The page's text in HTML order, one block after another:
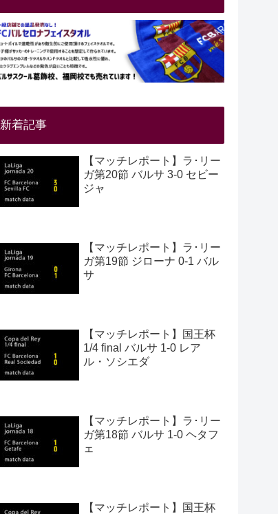
新着記事
【マッチレポート】ラ･リー
ガ第20節 バルサ 3-0 セビー
ジャ
【マッチレポート】ラ･リー
ガ第19節 ジローナ 0-1 バル
サ
【マッチレポート】国王杯
1/4 final バルサ 1-0 レア
ル・ソシエダ
【マッチレポート】ラ･リー
ガ第18節 バルサ 1-0 ヘタフ
ェ
【マッチレポート】国王杯